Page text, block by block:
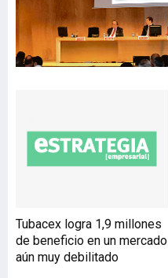
Tubacex logra 1,9 millones
de beneficio en un mercado
aún muy debilitado